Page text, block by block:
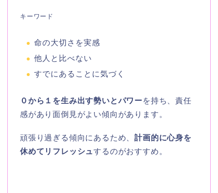
キーワード
命の大切さを実感
他人と比べない
すでにあることに気づく
０から１を生み出す勢いとパワーを持ち、責任
感があり面倒見がよい傾向があります。
頑張り過ぎる傾向にあるため、計画的に心身を
休めてリフレッシュするのがおすすめ。